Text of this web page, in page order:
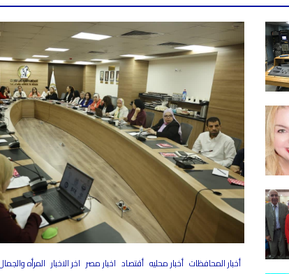
أخبار المحافظات أخبار محليه أقتصاد اخبار مصر اخر الاخبار المرأه